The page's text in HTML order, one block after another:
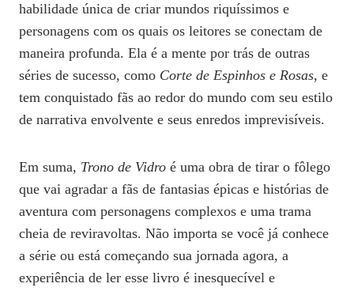
habilidade única de criar mundos riquíssimos e
personagens com os quais os leitores se conectam de
maneira profunda. Ela é a mente por trás de outras
séries de sucesso, como Corte de Espinhos e Rosas, e
tem conquistado fãs ao redor do mundo com seu estilo
de narrativa envolvente e seus enredos imprevisíveis.
Em suma, Trono de Vidro é uma obra de tirar o fôlego
que vai agradar a fãs de fantasias épicas e histórias de
aventura com personagens complexos e uma trama
cheia de reviravoltas. Não importa se você já conhece
a série ou está começando sua jornada agora, a
experiência de ler esse livro é inesquecível e